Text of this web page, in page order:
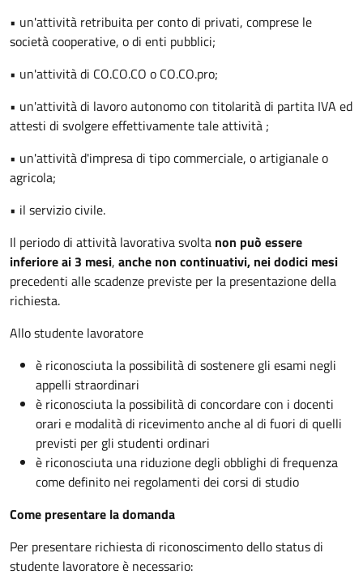
• un'attività retribuita per conto di privati, comprese le
società cooperative, o di enti pubblici;
• un'attività di CO.CO.CO o CO.CO.pro;
• un'attività di lavoro autonomo con titolarità di partita IVA ed
attesti di svolgere effettivamente tale attività ;
• un'attività d'impresa di tipo commerciale, o artigianale o
agricola;
• il servizio civile.
Il periodo di attività lavorativa svolta non può essere
inferiore ai 3 mesi, anche non continuativi, nei dodici mesi
precedenti alle scadenze previste per la presentazione della
richiesta.
Allo studente lavoratore
è riconosciuta la possibilità di sostenere gli esami negli
appelli straordinari
è riconosciuta la possibilità di concordare con i docenti
orari e modalità di ricevimento anche al di fuori di quelli
previsti per gli studenti ordinari
è riconosciuta una riduzione degli obblighi di frequenza
come definito nei regolamenti dei corsi di studio
Come presentare la domanda
Per presentare richiesta di riconoscimento dello status di
studente lavoratore è necessario: